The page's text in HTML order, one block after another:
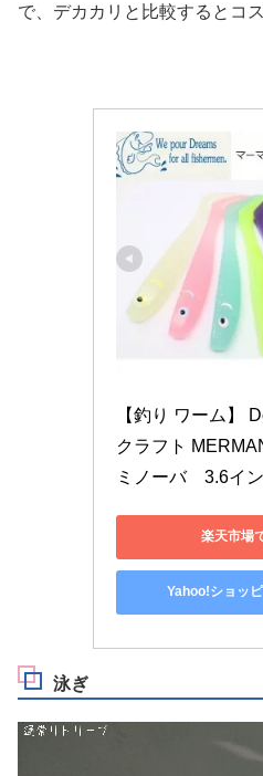
で、デカカリと比較するとコ
【釣り ワーム】
クラフト
ミノーバ　3.6イ
楽天市場
Yahoo!ショッ
泳ぎ